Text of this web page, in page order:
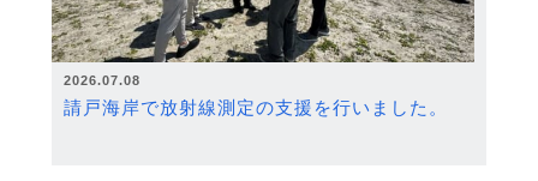
2026.07.08
請戸海岸で放射線測定の支援を行いました。